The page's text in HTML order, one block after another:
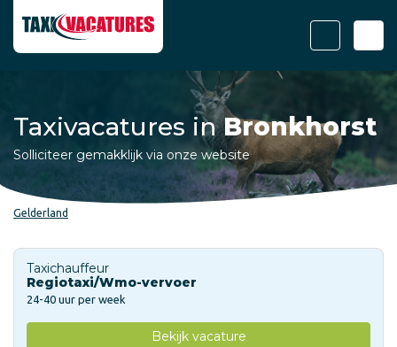
Taxivacatures inBronkhorst
Solliciteer gemakklijk via onze website
Gelderland
Taxichauffeur
Regiotaxi/Wmo-vervoer
24-40 uur per week
Bekijk vacature